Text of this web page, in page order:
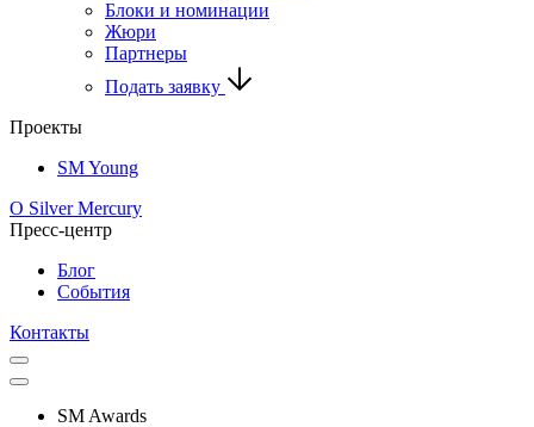
Блоки и номинации
Жюри
Партнеры
Подать заявку
Проекты
SM Young
О Silver Mercury
Пресс-центр
Блог
События
Контакты
SM Awards